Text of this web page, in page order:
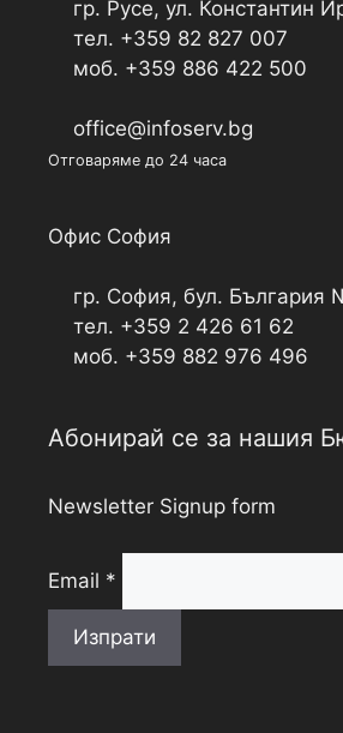
гр. Русе, ул. Константин
тел. +359 82 827 007
моб. +359 886 422 500
office@infoserv.bg
Отговаряме до 24 часа
Офис София
гр. София, бул. България
тел. +359 2 426 61 62
моб. +359 882 976 496
Абонирай се за нашия
Newsletter Signup form
Email *
Изпрати